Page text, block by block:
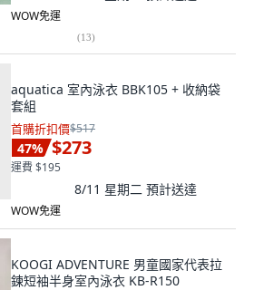
WOW免運
(13)
aquatica 室內泳衣 BBK105 + 收納袋
套組
首購折扣價$517
47% $273
運費 $195
8/11 星期二 預計送達
WOW免運
KOOGI ADVENTURE 男童國家代表拉
鍊短袖半身室內泳衣 KB-R150